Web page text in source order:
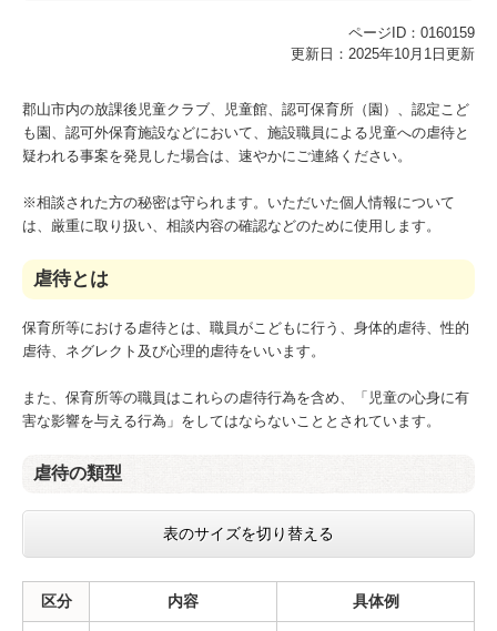
ページID：0160159
更新日：2025年10月1日更新
郡山市内の放課後児童クラブ、児童館、認可保育所（園）、認定こど
も園、認可外保育施設などにおいて、施設職員による児童への虐待と
疑われる事案を発見した場合は、速やかにご連絡ください。
※相談された方の秘密は守られます。いただいた個人情報について
は、厳重に取り扱い、相談内容の確認などのために使用します。
虐待とは
保育所等における虐待とは、職員がこどもに行う、身体的虐待、性的
虐待、ネグレクト及び心理的虐待をいいます。
また、保育所等の職員はこれらの虐待行為を含め、「児童の心身に有
害な影響を与える行為」をしてはならないこととされています。
虐待の類型
表のサイズを切り替える
区分 内容 具体例